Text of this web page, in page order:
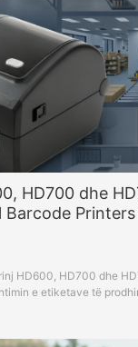
HD700 dhe
Barcode
HD600, HD700 dhe
e etiketave të